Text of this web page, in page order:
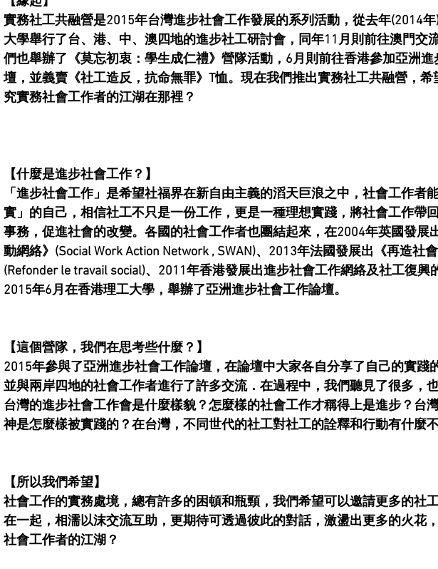
實務社工共融營是2015年台灣進步社會工作發展的系列活動，從去年(2014
大學舉行了台、港、中、澳四地的進步社工研討會，同年11月則前往澳門交
們也舉辦了《莫忘初衷：學生成仁禮》營隊活動，6月則前往香港參加亞洲進
壇，並義賣《社工造反，抗命無罪》T恤。現在我們推出實務社工共融營，希
究實務社會工作者的江湖在那裡？
【什麼是進步社會工作？】
「進步社會工作」是希望社福界在新自由主義的滔天巨浪之中，社會工作者
實」的自己，相信社工不只是一份工作，更是一種理想實踐，將社會工作帶
事務，促進社會的改變。各國的社會工作者也團結起來，在2004年英國發展
動網絡》(Social Work Action Network , SWAN)、2013年法國發展出《再造社會
(Refonder le travail social)、2011年香港發展出進步社會工作網絡及社工復興
2015年6月在香港理工大學，舉辦了亞洲進步社會工作論壇。
【這個營隊，我們在思考些什麼？】
2015年參與了亞洲進步社會工作論壇，在論壇中大家各自分享了自己的實踐
並與兩岸四地的社會工作者進行了許多交流．在過程中，我們聽見了很多，
台灣的進步社會工作會是什麼樣貌？怎麼樣的社會工作才稱得上是進步？台
神是怎麼樣被實踐的？在台灣，不同世代的社工對社工的詮釋和行動有什麼
【所以我們希望】
社會工作的實務處境，總有許多的困頓和瓶頸，我們希望可以邀請更多的社
在一起，相濡以沫交流互助，更期待可透過彼此的對話，激盪出更多的火花
社會工作者的江湖？